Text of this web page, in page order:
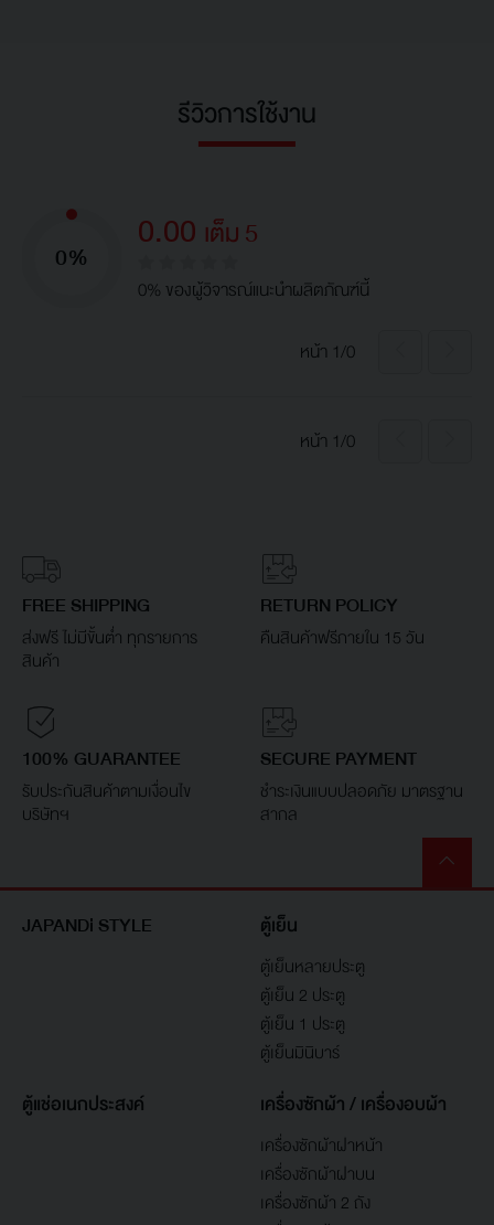
รีวิวการใช้งาน
0% 0.00 เต็ม 5
0% ของผู้วิจารณ์แนะนำผลิตภัณฑ์นี้
หน้า 1/0
หน้า 1/0
FREE SHIPPING
ส่งฟรี ไม่มีขั้นต่ำ ทุกรายการ
สินค้า
RETURN POLICY
คืนสินค้าฟรีภายใน 15 วัน
100% GUARANTEE
รับประกันสินค้าตามเงื่อนไข
บริษัทฯ
SECURE PAYMENT
ชำระเงินแบบปลอดภัย มาตรฐาน
สากล
JAPANDi STYLE ตู้เย็น
ตู้เย็นหลายประตู
ตู้เย็น 2 ประตู
ตู้เย็น 1 ประตู
ตู้เย็นมินิบาร์
ตู้แช่อเนกประสงค์ เครื่องซักผ้า / เครื่องอบผ้า
เครื่องซักผ้าฝาหน้า
เครื่องซักผ้าฝาบน
เครื่องซักผ้า 2 ถัง